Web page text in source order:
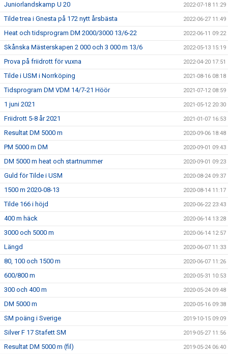
Juniorlandskamp U 20 2022-07-18 11:29
Tilde trea i Gnesta på 172 nytt årsbästa 2022-06-27 11:49
Heat och tidsprogram DM 2000/3000 13/6-22 2022-06-11 09:22
Skånska Mästerskapen 2 000 och 3 000 m 13/6 2022-05-13 15:19
Prova på friidrott för vuxna 2022-04-20 17:51
Tilde i USM i Norrköping 2021-08-16 08:18
Tidsprogram DM VDM 14/7-21 Höör 2021-07-12 08:59
1 juni 2021 2021-05-12 20:30
Friidrott 5-8 år 2021 2021-01-07 16:53
Resultat DM 5000 m 2020-09-06 18:48
PM 5000 m DM 2020-09-01 09:43
DM 5000 m heat och startnummer 2020-09-01 09:23
Guld för Tilde i USM 2020-08-24 09:37
1500 m 2020-08-13 2020-08-14 11:17
Tilde 166 i höjd 2020-06-22 23:43
400 m häck 2020-06-14 13:28
3000 och 5000 m 2020-06-14 12:57
Längd 2020-06-07 11:33
80, 100 och 1500 m 2020-06-07 11:26
600/800 m 2020-05-31 10:53
300 och 400 m 2020-05-24 09:48
DM 5000 m 2020-05-16 09:38
SM poäng i Sverige 2019-10-15 09:09
Silver F 17 Stafett SM 2019-05-27 11:56
Resultat DM 5000 m (fil) 2019-05-24 06:40